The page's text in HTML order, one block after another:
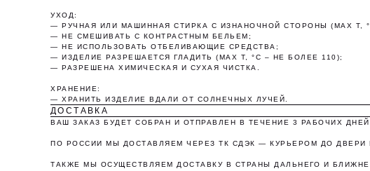
УХОД:
— РУЧНАЯ ИЛИ МАШИННАЯ СТИРКА С ИЗНАНОЧНОЙ СТОРОНЫ (MAX T,
— НЕ СМЕШИВАТЬ С КОНТРАСТНЫМ БЕЛЬЕМ;
— НЕ ИСПОЛЬЗОВАТЬ ОТБЕЛИВАЮЩИЕ СРЕДСТВА;
— ИЗДЕЛИЕ РАЗРЕШАЕТСЯ ГЛАДИТЬ (MAX T, °C – НЕ БОЛЕЕ 110);
— РАЗРЕШЕНА ХИМИЧЕСКАЯ И СУХАЯ ЧИСТКА.
ХРАНЕНИЕ:
— ХРАНИТЬ ИЗДЕЛИЕ ВДАЛИ ОТ СОЛНЕЧНЫХ ЛУЧЕЙ.
ДОСТАВКА
ВАШ ЗАКАЗ БУДЕТ СОБРАН И ОТПРАВЛЕН В ТЕЧЕНИЕ 3 РАБОЧИХ
ПО РОССИИ МЫ ДОСТАВЛЯЕМ ЧЕРЕЗ ТК СДЭК — КУРЬЕРОМ ДО
ТАКЖЕ МЫ ОСУЩЕСТВЛЯЕМ ДОСТАВКУ В СТРАНЫ ДАЛЬНЕГО И
Оплатите
сегодня
25%